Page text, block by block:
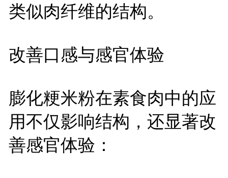
类似肉纤维的结构。
改善口感与感官体验
膨化粳米粉在素食肉中的应
用不仅影响结构，还显著改
善感官体验：